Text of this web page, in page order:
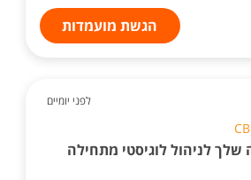
הגשת מועמדות
לפני יומיים
לניהול לוגיסטי מתחילה